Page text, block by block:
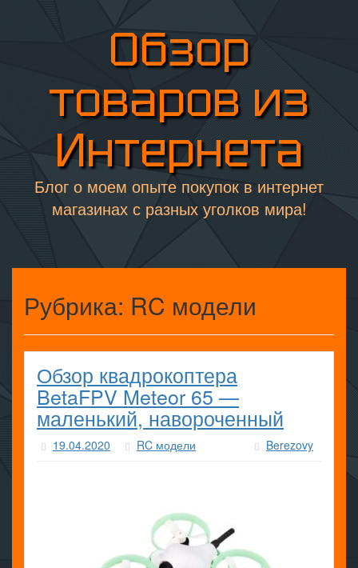
Обзор
товаров из
Интернета
Блог о моем опыте покупок в интернет
магазинах с разных уголков мира!
Рубрика: RC модели
Обзор квадрокоптера
BetaFPV Meteor 65 —
маленький, навороченный
19.04.2020 RC модели Berezovy